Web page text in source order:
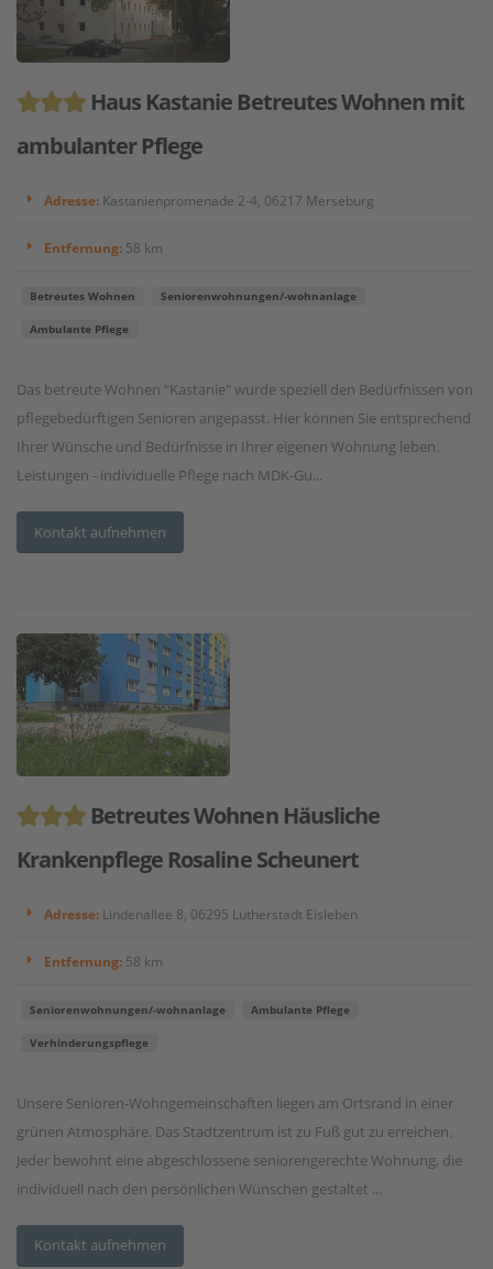
Haus Kastanie Betreutes Wohnen mit
ambulanter Pflege
Adresse: Kastanienpromenade 2-4, 06217 Merseburg
Entfernung: 58 km
Betreutes Wohnen Seniorenwohnungen/-wohnanlage
Ambulante Pflege
Das betreute Wohnen "Kastanie" wurde speziell den Bedürfnissen von
pflegebedürftigen Senioren angepasst. Hier können Sie entsprechend
Ihrer Wünsche und Bedürfnisse in Ihrer eigenen Wohnung leben.
Leistungen - individuelle Pflege nach MDK-Gu...
Kontakt aufnehmen
Betreutes Wohnen Häusliche
Krankenpflege Rosaline Scheunert
Adresse: Lindenallee 8, 06295 Lutherstadt Eisleben
Entfernung: 58 km
Seniorenwohnungen/-wohnanlage Ambulante Pflege
Verhinderungspflege
Unsere Senioren-Wohngemeinschaften liegen am Ortsrand in einer
grünen Atmosphäre. Das Stadtzentrum ist zu Fuß gut zu erreichen.
Jeder bewohnt eine abgeschlossene seniorengerechte Wohnung, die
individuell nach den persönlichen Wünschen gestaltet ...
Kontakt aufnehmen